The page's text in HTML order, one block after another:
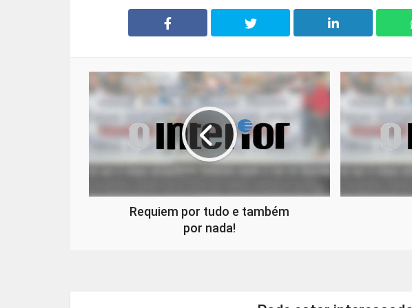
Requiem por tudo e também
por nada!